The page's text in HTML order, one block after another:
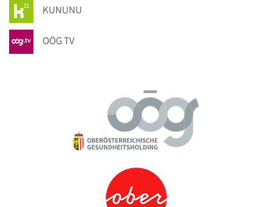
KUNUNU
OÖG TV